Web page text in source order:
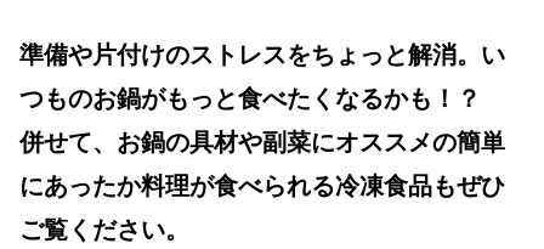
準備や片付けのストレスをちょっと解消。い
つものお鍋がもっと食べたくなるかも！？
併せて、お鍋の具材や副菜にオススメの簡単
にあったか料理が食べられる冷凍食品もぜひ
ご覧ください。